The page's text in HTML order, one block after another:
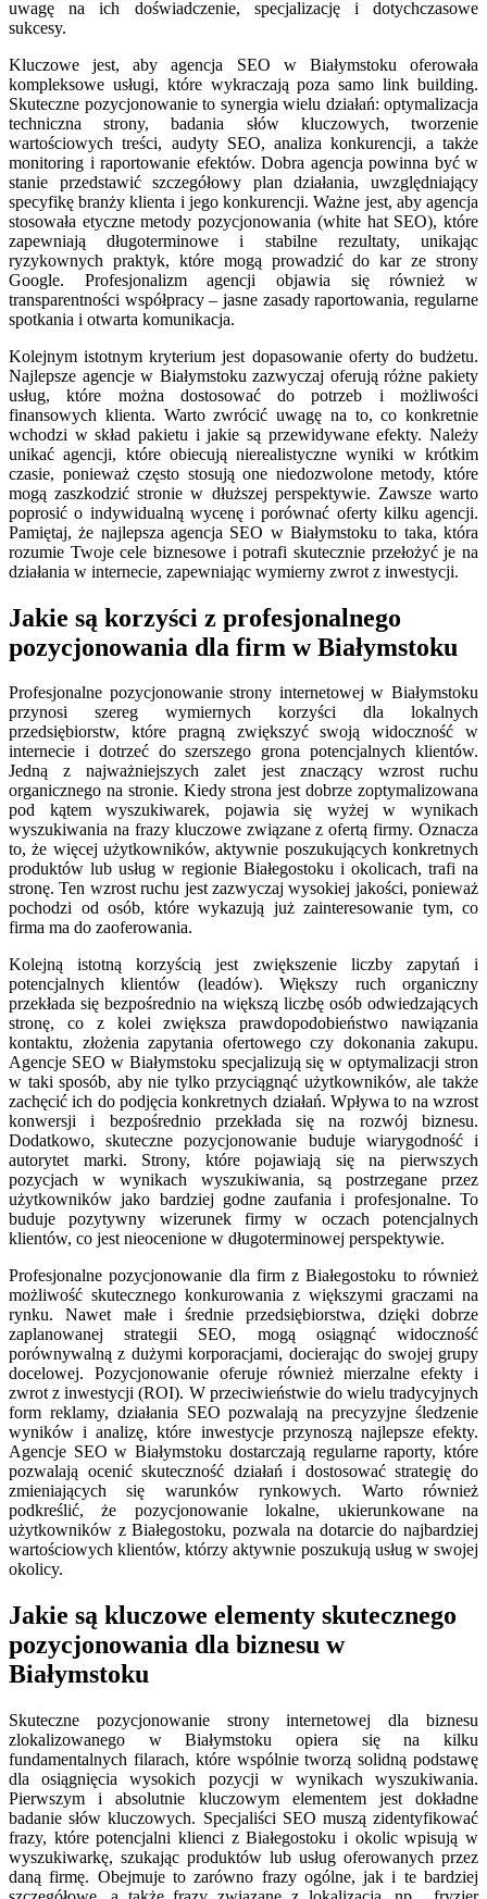
uwagę na ich doświadczenie, specjalizację i dotychczasowe
sukcesy.
Kluczowe jest, aby agencja SEO w Białymstoku oferowała
kompleksowe usługi, które wykraczają poza samo link building.
Skuteczne pozycjonowanie to synergia wielu działań: optymalizacja
techniczna strony, badania słów kluczowych, tworzenie
wartościowych treści, audyty SEO, analiza konkurencji, a także
monitoring i raportowanie efektów. Dobra agencja powinna być w
stanie przedstawić szczegółowy plan działania, uwzględniający
specyfikę branży klienta i jego konkurencji. Ważne jest, aby agencja
stosowała etyczne metody pozycjonowania (white hat SEO), które
zapewniają długoterminowe i stabilne rezultaty, unikając
ryzykownych praktyk, które mogą prowadzić do kar ze strony
Google. Profesjonalizm agencji objawia się również w
transparentności współpracy – jasne zasady raportowania, regularne
spotkania i otwarta komunikacja.
Kolejnym istotnym kryterium jest dopasowanie oferty do budżetu.
Najlepsze agencje w Białymstoku zazwyczaj oferują różne pakiety
usług, które można dostosować do potrzeb i możliwości
finansowych klienta. Warto zwrócić uwagę na to, co konkretnie
wchodzi w skład pakietu i jakie są przewidywane efekty. Należy
unikać agencji, które obiecują nierealistyczne wyniki w krótkim
czasie, ponieważ często stosują one niedozwolone metody, które
mogą zaszkodzić stronie w dłuższej perspektywie. Zawsze warto
poprosić o indywidualną wycenę i porównać oferty kilku agencji.
Pamiętaj, że najlepsza agencja SEO w Białymstoku to taka, która
rozumie Twoje cele biznesowe i potrafi skutecznie przełożyć je na
działania w internecie, zapewniając wymierny zwrot z inwestycji.
Jakie są korzyści z profesjonalnego
pozycjonowania dla firm w Białymstoku
Profesjonalne pozycjonowanie strony internetowej w Białymstoku
przynosi szereg wymiernych korzyści dla lokalnych
przedsiębiorstw, które pragną zwiększyć swoją widoczność w
internecie i dotrzeć do szerszego grona potencjalnych klientów.
Jedną z najważniejszych zalet jest znaczący wzrost ruchu
organicznego na stronie. Kiedy strona jest dobrze zoptymalizowana
pod kątem wyszukiwarek, pojawia się wyżej w wynikach
wyszukiwania na frazy kluczowe związane z ofertą firmy. Oznacza
to, że więcej użytkowników, aktywnie poszukujących konkretnych
produktów lub usług w regionie Białegostoku i okolicach, trafi na
stronę. Ten wzrost ruchu jest zazwyczaj wysokiej jakości, ponieważ
pochodzi od osób, które wykazują już zainteresowanie tym, co
firma ma do zaoferowania.
Kolejną istotną korzyścią jest zwiększenie liczby zapytań i
potencjalnych klientów (leadów). Większy ruch organiczny
przekłada się bezpośrednio na większą liczbę osób odwiedzających
stronę, co z kolei zwiększa prawdopodobieństwo nawiązania
kontaktu, złożenia zapytania ofertowego czy dokonania zakupu.
Agencje SEO w Białymstoku specjalizują się w optymalizacji stron
w taki sposób, aby nie tylko przyciągnąć użytkowników, ale także
zachęcić ich do podjęcia konkretnych działań. Wpływa to na wzrost
konwersji i bezpośrednio przekłada się na rozwój biznesu.
Dodatkowo, skuteczne pozycjonowanie buduje wiarygodność i
autorytet marki. Strony, które pojawiają się na pierwszych
pozycjach w wynikach wyszukiwania, są postrzegane przez
użytkowników jako bardziej godne zaufania i profesjonalne. To
buduje pozytywny wizerunek firmy w oczach potencjalnych
klientów, co jest nieocenione w długoterminowej perspektywie.
Profesjonalne pozycjonowanie dla firm z Białegostoku to również
możliwość skutecznego konkurowania z większymi graczami na
rynku. Nawet małe i średnie przedsiębiorstwa, dzięki dobrze
zaplanowanej strategii SEO, mogą osiągnąć widoczność
porównywalną z dużymi korporacjami, docierając do swojej grupy
docelowej. Pozycjonowanie oferuje również mierzalne efekty i
zwrot z inwestycji (ROI). W przeciwieństwie do wielu tradycyjnych
form reklamy, działania SEO pozwalają na precyzyjne śledzenie
wyników i analizę, które inwestycje przynoszą najlepsze efekty.
Agencje SEO w Białymstoku dostarczają regularne raporty, które
pozwalają ocenić skuteczność działań i dostosować strategię do
zmieniających się warunków rynkowych. Warto również
podkreślić, że pozycjonowanie lokalne, ukierunkowane na
użytkowników z Białegostoku, pozwala na dotarcie do najbardziej
wartościowych klientów, którzy aktywnie poszukują usług w swojej
okolicy.
Jakie są kluczowe elementy skutecznego
pozycjonowania dla biznesu w
Białymstoku
Skuteczne pozycjonowanie strony internetowej dla biznesu
zlokalizowanego w Białymstoku opiera się na kilku
fundamentalnych filarach, które wspólnie tworzą solidną podstawę
dla osiągnięcia wysokich pozycji w wynikach wyszukiwania.
Pierwszym i absolutnie kluczowym elementem jest dokładne
badanie słów kluczowych. Specjaliści SEO muszą zidentyfikować
frazy, które potencjalni klienci z Białegostoku i okolic wpisują w
wyszukiwarkę, szukając produktów lub usług oferowanych przez
daną firmę. Obejmuje to zarówno frazy ogólne, jak i te bardziej